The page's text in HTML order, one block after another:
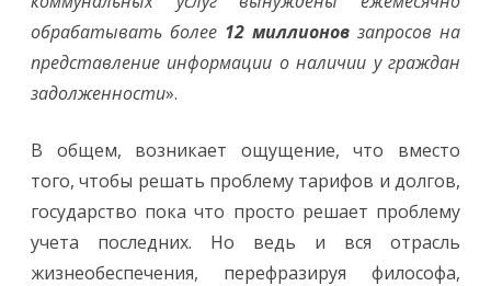
обрабатывать более 12 миллионов запросов на
представление информации о наличии у граждан
задолженности».
В общем, возникает ощущение, что вместо
того, чтобы решать проблему тарифов и долгов,
государство пока что просто решает проблему
учета последних. Но ведь и вся отрасль
жизнеобеспечения, перефразируя философа,